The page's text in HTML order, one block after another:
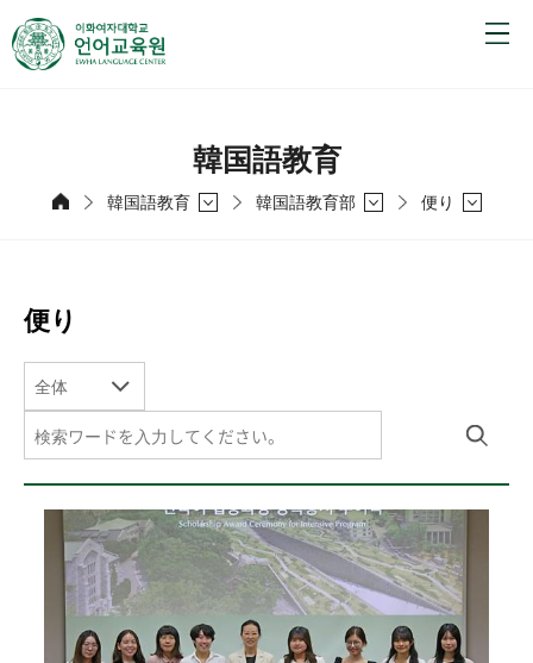
韓国語教育
韓国語教育 韓国語教育部 便り
便り
全体